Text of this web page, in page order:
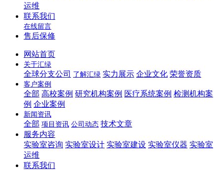
运维
联系我们
在线留言
售后保修
网站首页
关于汇绿
全球分支公司 了解汇绿 实力展示 企业文化 荣誉资质
客户案例
全部 高校案例 研究机构案例 医疗系统案例 检测机构案
例 企业案例
新闻资讯
全部 项目资讯 公司动态 技术文章
服务内容
实验室咨询 实验室设计 实验室建设 实验室仪器 实验室
运维
联系我们